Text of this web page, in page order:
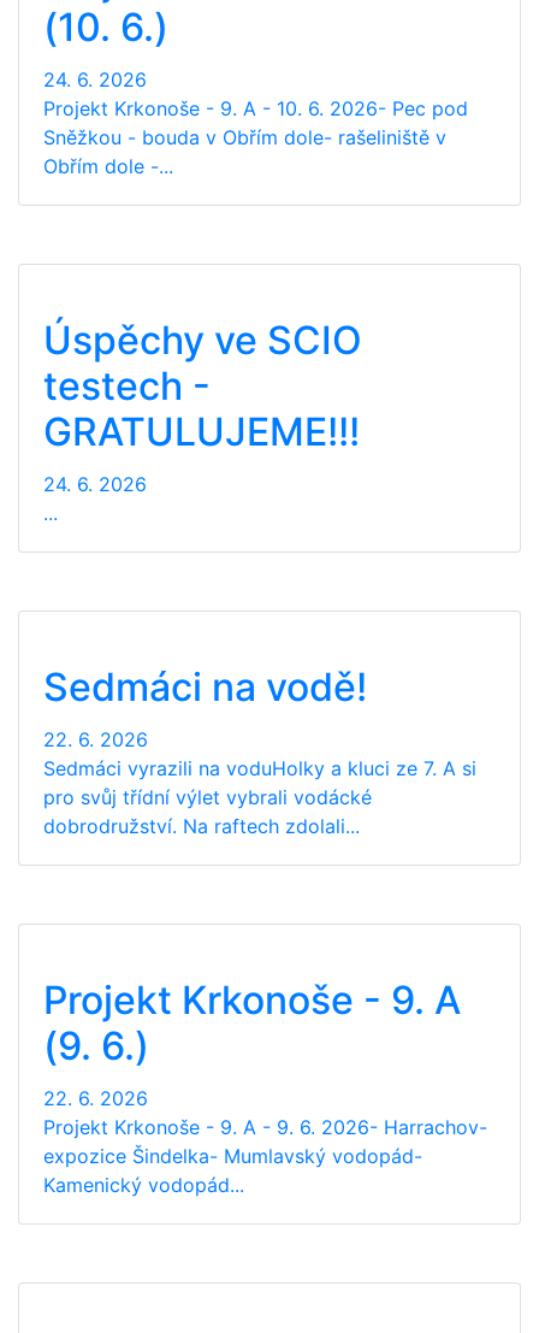
(10. 6.)
24. 6. 2026
Projekt Krkonoše - 9. A - 10. 6. 2026- Pec pod
Sněžkou - bouda v Obřím dole- rašeliniště v
Obřím dole -...
Úspěchy ve SCIO
testech -
GRATULUJEME!!!
24. 6. 2026
...
Sedmáci na vodě!
22. 6. 2026
Sedmáci vyrazili na voduHolky a kluci ze 7. A si
pro svůj třídní výlet vybrali vodácké
dobrodružství. Na raftech zdolali...
Projekt Krkonoše - 9. A
(9. 6.)
22. 6. 2026
Projekt Krkonoše - 9. A - 9. 6. 2026- Harrachov-
expozice Šindelka- Mumlavský vodopád-
Kamenický vodopád...